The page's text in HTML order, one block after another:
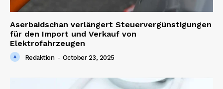
Aserbaidschan verlängert Steuervergünstigungen
für den Import und Verkauf von
Elektrofahrzeugen
Redaktion - October 23, 2025